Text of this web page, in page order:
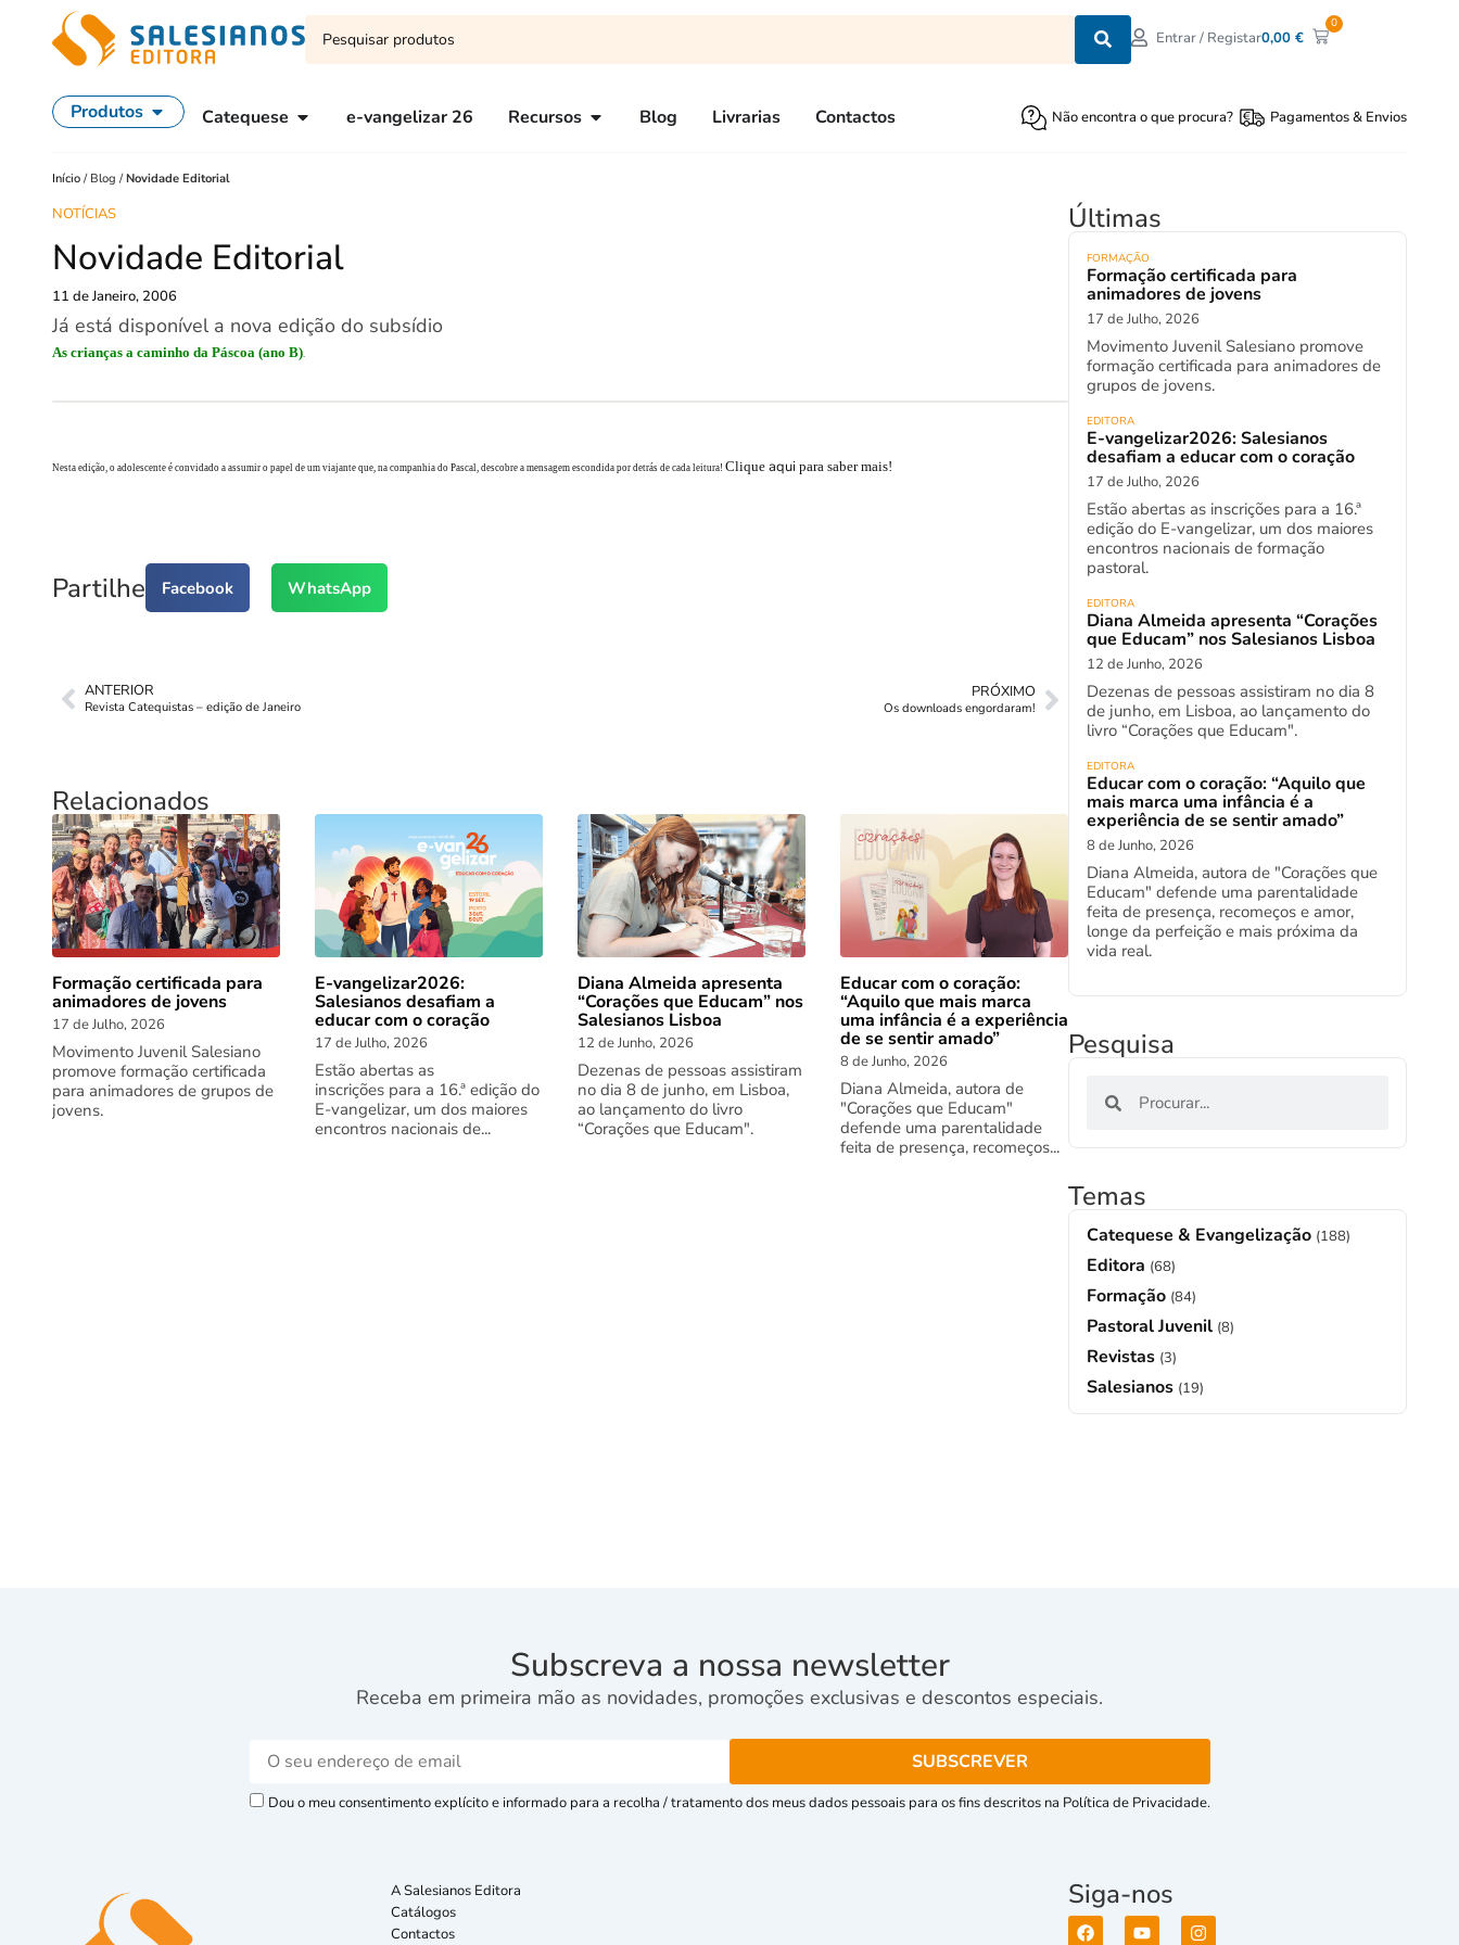
Entrar / Registar0,00€
0
Produtos Catequese e-vangelizar 26 Recursos Blog Livrarias Contactos Não encontra o que procura? Pagamentos & Envios
Início / Blog /Novidade Editorial
NOTÍCIAS
Novidade Editorial
11 de Janeiro, 2006
Já está disponível a nova edição do subsídio
As crianças a caminho da Páscoa (ano B).
Nesta edição, o adolescente é convidado a assumir o papel de um viajante que, na companhia do Pascal, descobre a mensagem escondida por detrás de cada leitura! Clique aqui para saber mais!
Partilhe Facebook WhatsApp
ANTERIOR
Revista Catequistas – edição de Janeiro
PRÓXIMO
Os downloads engordaram!
Relacionados
Formação certificada para
animadores de jovens
17 de Julho, 2026
Movimento Juvenil Salesiano
promove formação certificada
para animadores de grupos de
jovens.
E-vangelizar2026:
Salesianos desafiam a
educar com o coração
17 de Julho, 2026
Estão abertas as
inscrições para a 16.ª edição do
E-vangelizar, um dos maiores
encontros nacionais de...
Diana Almeida apresenta
“Corações que Educam” nos
Salesianos Lisboa
12 de Junho, 2026
Dezenas de pessoas assistiram
no dia 8 de junho, em Lisboa,
ao lançamento do livro
“Corações que Educam".
Educar com o coração:
“Aquilo que mais marca
uma infância é a experiência
de se sentir amado”
8 de Junho, 2026
Diana Almeida, autora de
"Corações que Educam"
defende uma parentalidade
feita de presença, recomeços...
Últimas
FORMAÇÃO
Formação certificada para
animadores de jovens
17 de Julho, 2026
Movimento Juvenil Salesiano promove
formação certificada para animadores de
grupos de jovens.
EDITORA
E-vangelizar2026: Salesianos
desafiam a educar com o coração
17 de Julho, 2026
Estão abertas as inscrições para a 16.ª
edição do E-vangelizar, um dos maiores
encontros nacionais de formação
pastoral.
EDITORA
Diana Almeida apresenta “Corações
que Educam” nos Salesianos Lisboa
12 de Junho, 2026
Dezenas de pessoas assistiram no dia 8
de junho, em Lisboa, ao lançamento do
livro “Corações que Educam".
EDITORA
Educar com o coração: “Aquilo que
mais marca uma infância é a
experiência de se sentir amado”
8 de Junho, 2026
Diana Almeida, autora de "Corações que
Educam" defende uma parentalidade
feita de presença, recomeços e amor,
longe da perfeição e mais próxima da
vida real.
Pesquisa
Temas
Catequese & Evangelização (188)
Editora (68)
Formação (84)
Pastoral Juvenil (8)
Revistas (3)
Salesianos (19)
Subscreva a nossa newsletter
Receba em primeira mão as novidades, promoções exclusivas e descontos especiais.
Dou o meu consentimento explícito e informado para a recolha / tratamento dos meus dados pessoais para os fins descritos na Política de Privacidade.
A Salesianos Editora
Catálogos
Contactos
Siga-nos